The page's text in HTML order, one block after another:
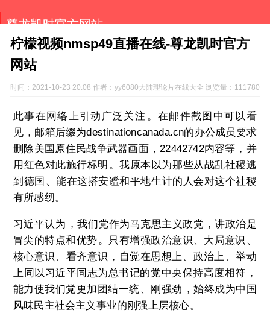
尊龙凯时官方网站
柠檬视频nmsp49直播在线-尊龙凯时官方
网站
时间：2021-10-23 20:08 作者：yy6080大陆理论片在线大全 浏览量：111780
此事在网络上引动广泛关注。在邮件截图中可以看
见，邮箱后缀为destinationcanada.cn的办公成员要求
删除美国原住民战争武器画面，22442742内容等，并
用红色对此施行标明。我原本以为那些从战乱社稷逃
到德国、能在这搭安谧和平地生计的人会对这个社稷
有所感纫。
习近平认为，我们党作为马克思主义政党，讲政治是
冒尖的特点和优势。只有增强政治意识、大局意识、
核心意识、看齐意识，自觉在思想上、政治上、举动
上同以习近平同志为总书记的党中央保持高度相符，
能力使我们党更加团结一统、刚强劲，始终成为中国
风味民主社会主义事业的刚强上层核心。